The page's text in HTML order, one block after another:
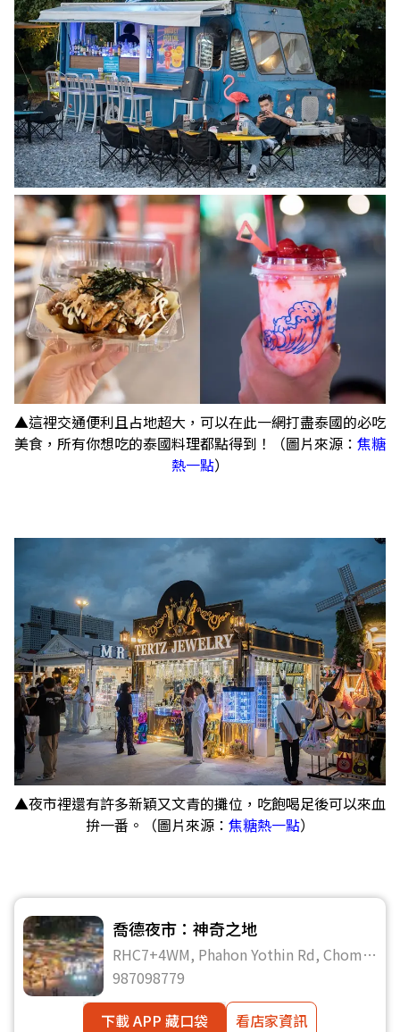
▲這裡交通便利且占地超大，可以在此一網打盡泰國的必吃
美食，所有你想吃的泰國料理都點得到！（圖片來源： 焦糖
熱一點）
▲夜市裡還有許多新穎又文青的攤位，吃飽喝足後可以來血
拚一番。（圖片來源： 焦糖熱一點）
喬德夜市：神奇之地
RHC7+4WM, Phahon Yothin Rd, Chom
Phon, จตุจักร Bangkok 10900泰國
987098779
下載 APP 藏口袋
看店家資訊